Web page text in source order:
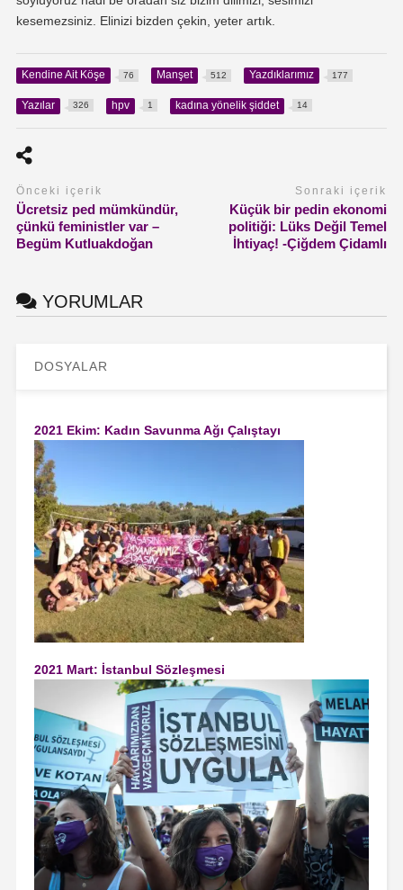
kesemezsiniz. Elinizi bizden çekin, yeter artık.
Kendine Ait Köşe 76 Manşet 512 Yazdıklarımız 177
Yazılar 326 hpv 1 kadına yönelik şiddet 14
Önceki içerik
Ücretsiz ped mümkündür,
çünkü feministler var –
Begüm Kutluakdoğan
Sonraki içerik
Küçük bir pedin ekonomi
politiği: Lüks Değil Temel
İhtiyaç! -Çiğdem Çidamlı
YORUMLAR
DOSYALAR
2021 Ekim: Kadın Savunma Ağı Çalıştayı
2021 Mart: İstanbul Sözleşmesi